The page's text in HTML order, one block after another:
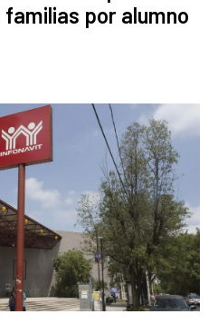
por alumno